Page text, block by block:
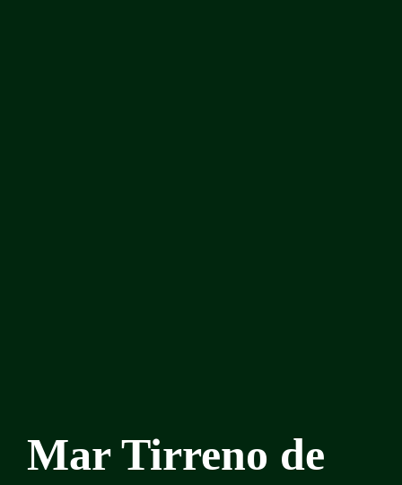
Mar Tirreno de